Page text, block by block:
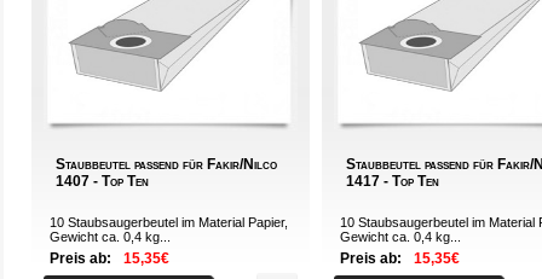
Staubbeutel passend für Fakir/Nilco
1407 - Top Ten
10 Staubsaugerbeutel im Material Papier,
Gewicht ca. 0,4 kg...
Preis ab: 15,35€
Staubbeutel passend für Fakir/
1417 - Top Ten
10 Staubsaugerbeutel im Material
Gewicht ca. 0,4 kg...
Preis ab: 15,35€